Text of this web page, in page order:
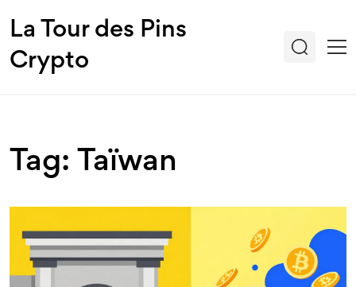
La Tour des Pins
Crypto
Tag: Taïwan